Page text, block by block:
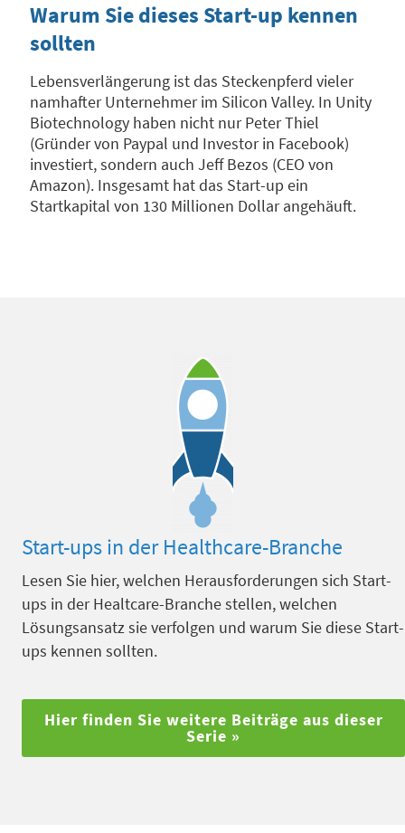
Warum Sie dieses Start-up kennen
sollten
Lebensverlängerung ist das Steckenpferd vieler
namhafter Unternehmer im Silicon Valley. In Unity
Biotechnology haben nicht nur Peter Thiel
(Gründer von Paypal und Investor in Facebook)
investiert, sondern auch Jeff Bezos (CEO von
Amazon). Insgesamt hat das Start-up ein
Startkapital von 130 Millionen Dollar angehäuft.
Start-ups in der Healthcare-Branche
Lesen Sie hier, welchen Herausforderungen sich Start-
ups in der Healtcare-Branche stellen, welchen
Lösungsansatz sie verfolgen und warum Sie diese Start-
ups kennen sollten.
Hier finden Sie weitere Beiträge aus dieser
Serie »